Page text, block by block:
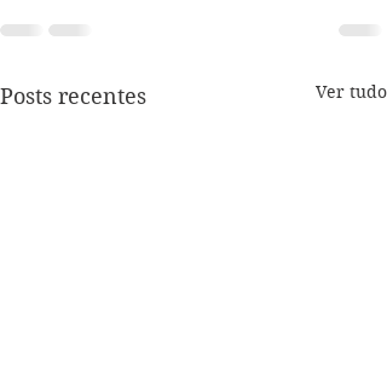
Posts recentes Ver tudo